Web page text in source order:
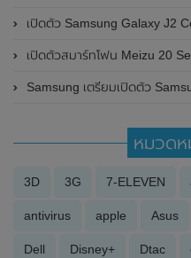
เปิดตัว Samsung Galaxy J2 Core (2020) ในอิน
เปิดตัวสมาร์ทโฟน Meizu 20 Series อย่างเป็นทา
Samsung เตรียมเปิดตัว Samsung
หมวด
3D 3G 7-ELEVEN
antivirus apple Asus
Dell Disney+ Dtac